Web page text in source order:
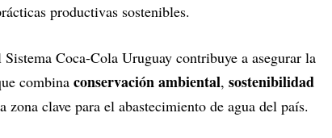
productivas sostenibles.
Coca-Cola Uruguay contribuye a asegurar la
combina conservación ambiental, sostenibilidad
zona clave para el abastecimiento de agua del país.